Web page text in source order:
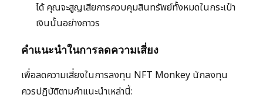
ได้ คุณจะสูญเสียการควบคุมสินทรัพย์ทั้งหมดในกระเป๋า
เงินนั้นอย่างถาวร
คำแนะนำในการลดความเสี่ยง
เพื่อลดความเสี่ยงในการลงทุน NFT Monkey นักลงทุน
ควรปฏิบัติตามคำแนะนำเหล่านี้: